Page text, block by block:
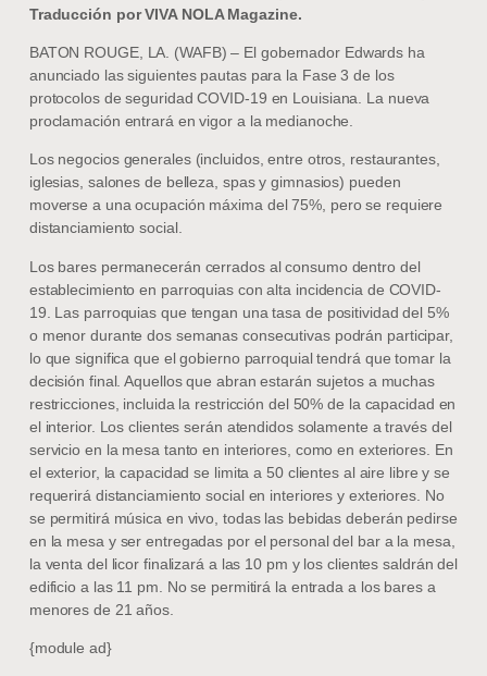
Traducción por VIVA NOLA Magazine.
BATON ROUGE, LA. (WAFB) – El gobernador Edwards ha
anunciado las siguientes pautas para la Fase 3 de los
protocolos de seguridad COVID-19 en Louisiana. La nueva
proclamación entrará en vigor a la medianoche.
Los negocios generales (incluidos, entre otros, restaurantes,
iglesias, salones de belleza, spas y gimnasios) pueden
moverse a una ocupación máxima del 75%, pero se requiere
distanciamiento social.
Los bares permanecerán cerrados al consumo dentro del
establecimiento en parroquias con alta incidencia de COVID-
19. Las parroquias que tengan una tasa de positividad del 5%
o menor durante dos semanas consecutivas podrán participar,
lo que significa que el gobierno parroquial tendrá que tomar la
decisión final. Aquellos que abran estarán sujetos a muchas
restricciones, incluida la restricción del 50% de la capacidad en
el interior. Los clientes serán atendidos solamente a través del
servicio en la mesa tanto en interiores, como en exteriores. En
el exterior, la capacidad se limita a 50 clientes al aire libre y se
requerirá distanciamiento social en interiores y exteriores. No
se permitirá música en vivo, todas las bebidas deberán pedirse
en la mesa y ser entregadas por el personal del bar a la mesa,
la venta del licor finalizará a las 10 pm y los clientes saldrán del
edificio a las 11 pm. No se permitirá la entrada a los bares a
menores de 21 años.
{module ad}